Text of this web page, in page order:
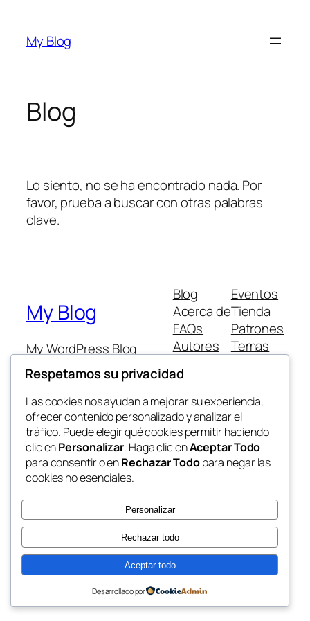
contenido
My Blog
Blog
Lo siento, no se ha encontrado nada. Por
favor, prueba a buscar con otras palabras
clave.
My Blog
My WordPress Blog
Blog
Acerca de
FAQs
Autores
Eventos
Tienda
Patrones
Temas
Twenty Twenty-Five Diseñado conWordPress
Respetamos su privacidad
Las cookies nos ayudan a mejorar su experiencia,
ofrecer contenido personalizado y analizar el
tráfico. Puede elegir qué cookies permitir haciendo
clic enPersonalizar. Haga clic enAceptar Todo
para consentir o enRechazar Todopara negar las
cookies no esenciales.
Personalizar
Rechazar todo
Aceptar todo
Desarrollado por